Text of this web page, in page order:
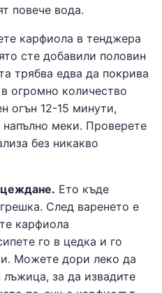
повече вода.
карфиола в тенджера
сте добавили половин
трябва едва да покрива
огромно количество
огън 12-15 минути,
напълно меки. Проверете
без никакво
Ето къде
След варенето е
карфиола
го в цедка и го
Можете дори леко да
лъжица, за да извадите